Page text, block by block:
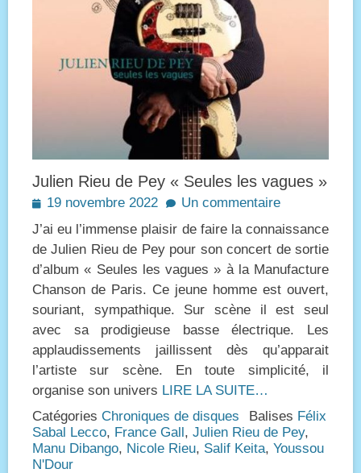
Julien Rieu de Pey « Seules les vagues »
Posted
19 novembre 2022
Un commentaire
J’ai eu l’immense plaisir de faire la connaissance
de Julien Rieu de Pey pour son concert de sortie
d’album « Seules les vagues » à la Manufacture
Chanson de Paris. Ce jeune homme est ouvert,
souriant, sympathique. Sur scène il est seul
avec sa prodigieuse basse électrique. Les
applaudissements jaillissent dès qu’apparait
l’artiste sur scène. En toute simplicité, il
organise son univers LIRE LA SUITE…
Catégories Chroniques de disques Balises Félix
Sabal Lecco, France Gall, Julien Rieu de Pey,
Manu Dibango, Nicole Rieu, Salif Keita, Youssou
N'Dour